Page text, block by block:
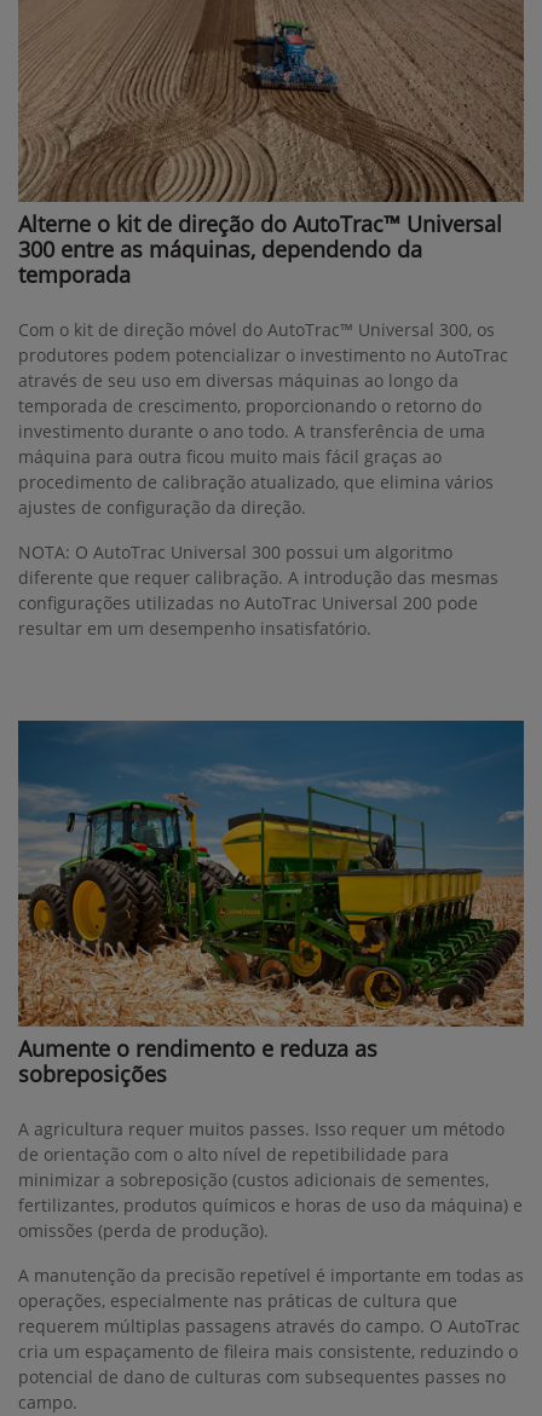
Alterne o kit de direção do AutoTrac™ Universal
300 entre as máquinas, dependendo da
temporada
Com o kit de direção móvel do AutoTrac™ Universal 300, os
produtores podem potencializar o investimento no AutoTrac
através de seu uso em diversas máquinas ao longo da
temporada de crescimento, proporcionando o retorno do
investimento durante o ano todo. A transferência de uma
máquina para outra ficou muito mais fácil graças ao
procedimento de calibração atualizado, que elimina vários
ajustes de configuração da direção.
NOTA: O AutoTrac Universal 300 possui um algoritmo
diferente que requer calibração. A introdução das mesmas
configurações utilizadas no AutoTrac Universal 200 pode
resultar em um desempenho insatisfatório.
Aumente o rendimento e reduza as
sobreposições
A agricultura requer muitos passes. Isso requer um método
de orientação com o alto nível de repetibilidade para
minimizar a sobreposição (custos adicionais de sementes,
fertilizantes, produtos químicos e horas de uso da máquina) e
omissões (perda de produção).
A manutenção da precisão repetível é importante em todas as
operações, especialmente nas práticas de cultura que
requerem múltiplas passagens através do campo. O AutoTrac
cria um espaçamento de fileira mais consistente, reduzindo o
potencial de dano de culturas com subsequentes passes no
campo.